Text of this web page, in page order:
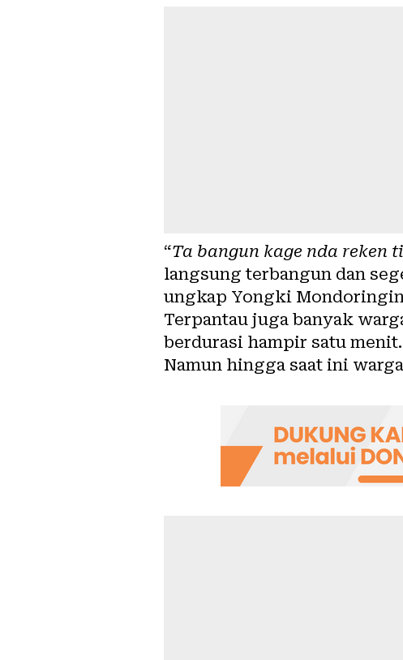
“Ta bangun kage nda reken
langsung terbangun dan
ungkap Yongki
Terpantau juga banyak
berdurasi hampir satu menit.
Namun hingga saat ini